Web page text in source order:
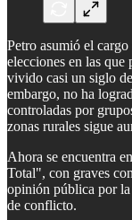
Petro asumió el
elecciones en las
vivido casi un siglo
embargo, no ha
controladas por
zonas rurales sigue
Ahora se encuentra
Total", con graves
opinión pública por la
de conflicto.